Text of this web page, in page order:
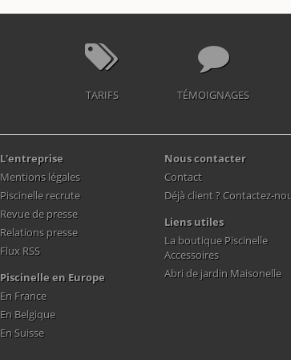
TARIFS TÉMOIGNAGES
L'entreprise
Mentions légales
Piscinelle recrute
Revue de presse
Relations presse
Flux RSS
Piscinelle en Europe
En France
En Belgique
En Suisse
Nous contacter
Contact
Déjà client ? Contactez-
Liens utiles
La boutique Piscinelle
Accessoires
Abri de jardin Maisonelle